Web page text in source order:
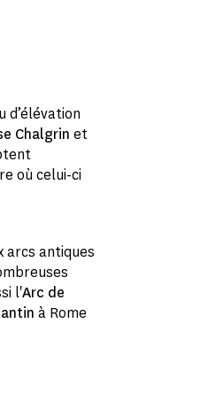
d’élévation
Chalgrin et
où celui-ci
antiques
l'Arc de
à Rome